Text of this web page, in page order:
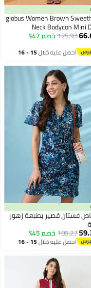
globus Women Brown
Neck Bodycon Mini
125.93خصم 47%
احصل عليه خلال 15 - 16
اغسطس
فستان قصير بطبعة زهور
109.27خصم 45%
احصل عليه خلال 15 - 16